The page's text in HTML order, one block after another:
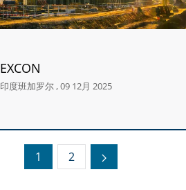
EXCON
印度班加罗尔 , 09 12月 2025
1 2